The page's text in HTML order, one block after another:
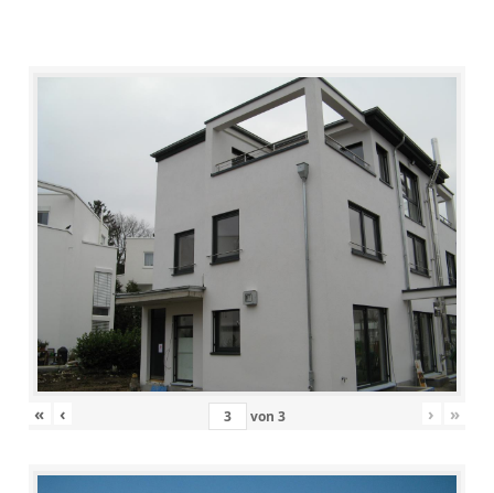
« ‹ von 3 › »